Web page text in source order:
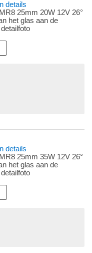
details
25mm 20W 12V 26°
het glas aan de
details
25mm 35W 12V 26°
het glas aan de